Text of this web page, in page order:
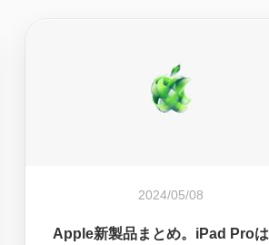
2024/05/08
Apple新製品まとめ。iPad Proは